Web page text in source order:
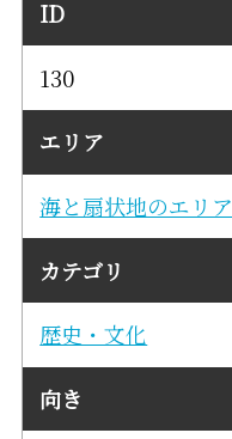
ID
130
エリア
海と扇状地のエリア
カテゴリ
歴史・文化
向き